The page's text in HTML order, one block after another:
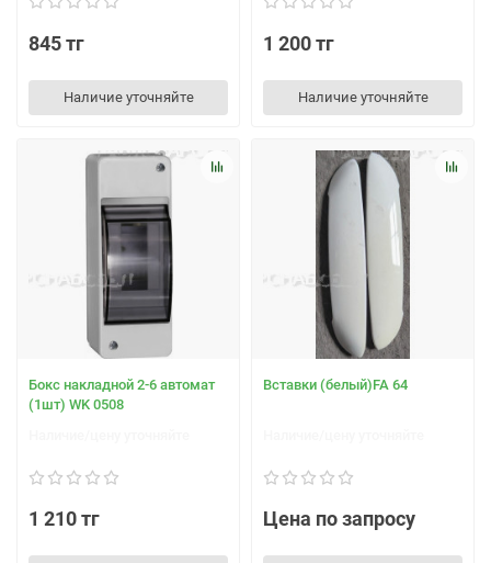
845 тг
Наличие уточняйте
1 200 тг
Наличие уточняйте
Бокс накладной 2-6 автомат
(1шт) WK 0508
1 210 тг
Вставки (белый)FA 64
Цена по запросу